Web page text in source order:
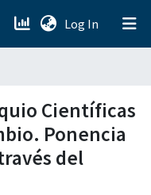
Log In (current)
Científicas
Ponencia
del